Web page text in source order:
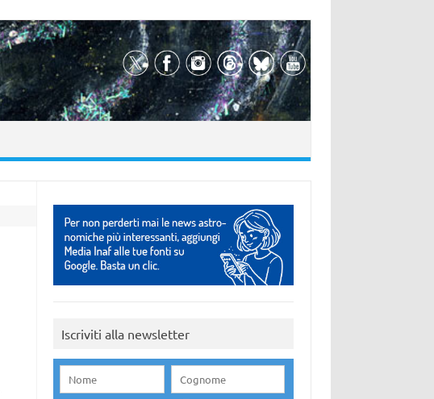
Iscriviti alla newsletter